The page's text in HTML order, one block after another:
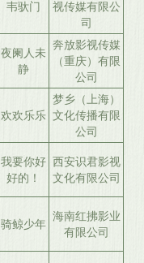
韦驮门
视传媒有限公
司
夜阑人未
静
奔放影视传媒
（重庆）有限
公司
欢欢乐乐
梦乡（上海）
文化传播有限
公司
我要你好
好的！
西安识君影视
文化有限公司
骑鲸少年
海南红拂影业
有限公司